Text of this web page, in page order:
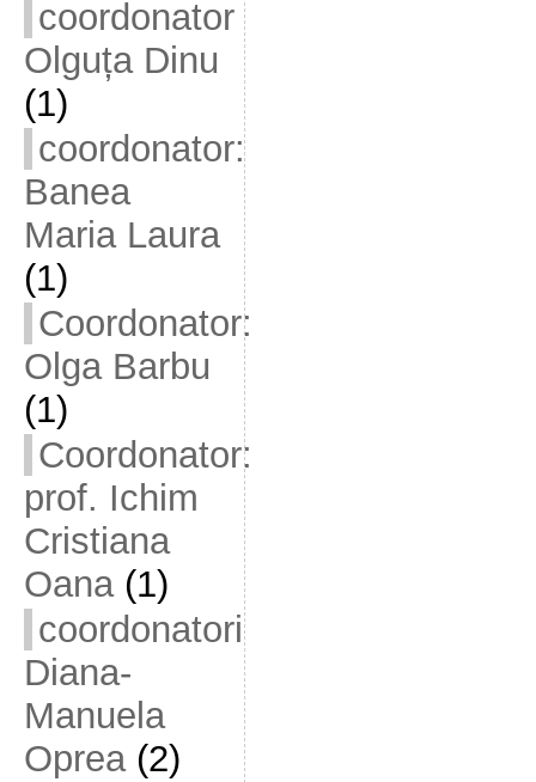
coordonator
Olguța Dinu
(1)
coordonator:
Banea
Maria Laura
(1)
Coordonator:
Olga Barbu
(1)
Coordonator:
prof. Ichim
Cristiana
Oana(1)
coordonatori
Diana-
Manuela
Oprea(2)